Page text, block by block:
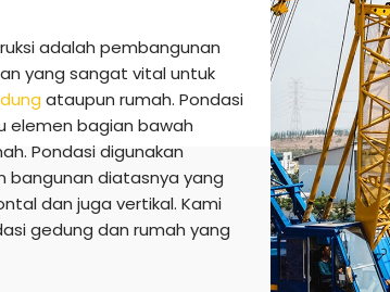
adalah pembangunan
yang sangat vital untuk
ataupun rumah. Pondasi
elemen bagian bawah
Pondasi digunakan
bangunan diatasnya yang
dan juga vertikal. Kami
gedung dan rumah yang